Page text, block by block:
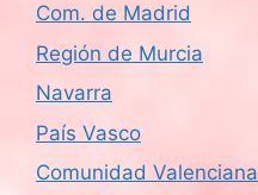
Com. de Madrid
Región de Murcia
Navarra
País Vasco
Comunidad Valenciana